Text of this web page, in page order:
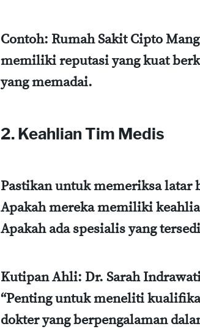
Contoh: Rumah Sakit Cipto
memiliki reputasi yang kuat
yang memadai.
2. Keahlian Tim Medis
Pastikan untuk memeriksa latar
Apakah mereka memiliki
Apakah ada spesialis yang
Kutipan Ahli: Dr. Sarah
“Penting untuk meneliti
dokter yang berpengalaman